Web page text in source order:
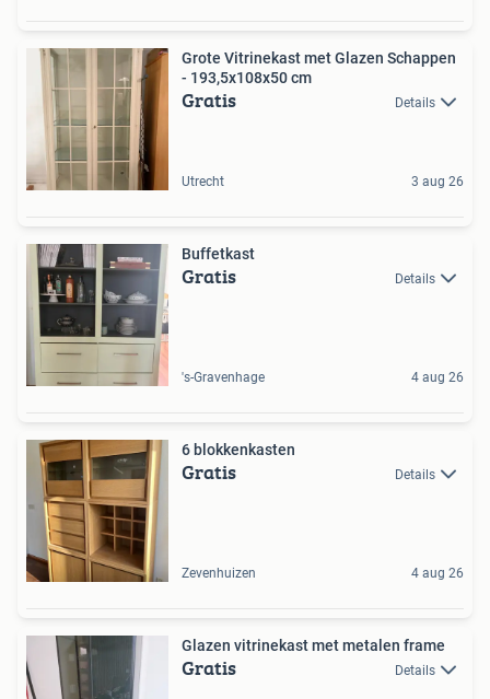
Grote Vitrinekast met Glazen Schappen
- 193,5x108x50 cm
Gratis Details
Utrecht 3 aug 26
Buffetkast
Gratis Details
's-Gravenhage 4 aug 26
6 blokkenkasten
Gratis Details
Zevenhuizen 4 aug 26
Glazen vitrinekast met metalen frame
Gratis Details